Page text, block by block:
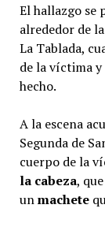
El hallazgo se
alrededor de
La Tablada,
de la víctima
hecho.
A la escena
Segunda de
cuerpo de la
la cabeza,
unmachete